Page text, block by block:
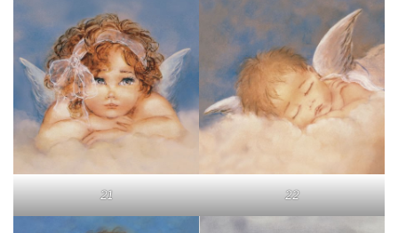
21 22